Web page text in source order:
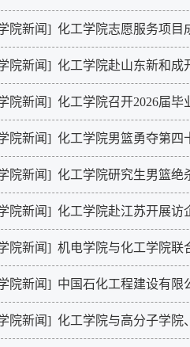
院新闻] 化工学院志愿服务项目
院新闻] 化工学院赴山东新和成
院新闻] 化工学院召开2026届
院新闻] 化工学院男篮勇夺第四
院新闻] 化工学院研究生男篮绝
院新闻] 化工学院赴江苏开展访
院新闻] 机电学院与化工学院联
院新闻] 中国石化工程建设有限
院新闻] 化工学院与高分子学院